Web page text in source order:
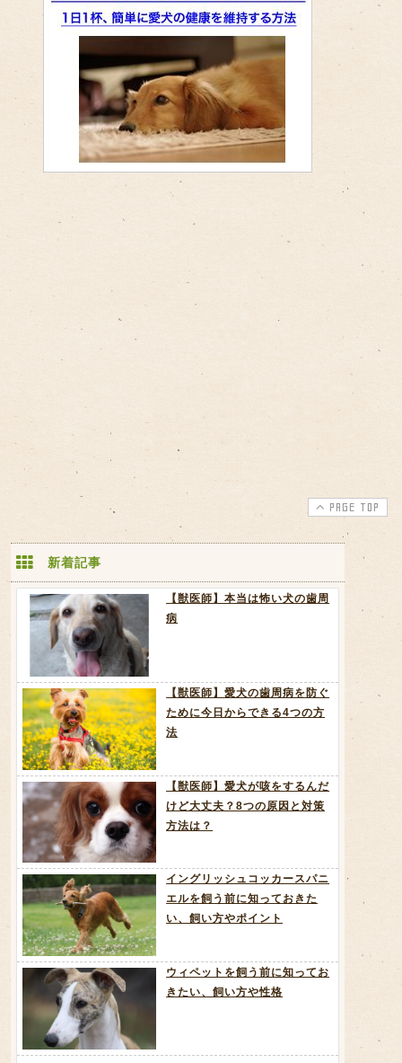
PAGE TOP
新着記事
【獣医師】本当は怖い犬の歯周
病
【獣医師】愛犬の歯周病を防ぐ
ために今日からできる4つの方
法
【獣医師】愛犬が咳をするんだ
けど大丈夫？8つの原因と対策
方法は？
イングリッシュコッカースパニ
エルを飼う前に知っておきた
い、飼い方やポイント
ウィペットを飼う前に知ってお
きたい、飼い方や性格